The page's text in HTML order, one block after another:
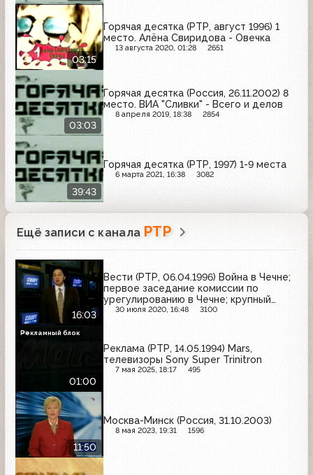
03:15
Горячая десятка (РТР, август 1996) 1
место. Алёна Свиридова - Овечка
13 августа 2020, 01:28 2651
03:03
Горячая десятка (Россия, 26.11.2002) 8
место. ВИА "Сливки" - Всего и делов
8 апреля 2019, 18:38 2854
39:43
Горячая десятка (РТР, 1997) 1-9 места
6 марта 2021, 16:38 3082
Ещё записи с канала РТР
16:03
Вести (РТР, 06.04.1996) Война в Чечне;
первое заседание комиссии по
урегулированию в Чечне; крупный
антивоенный митинг в Москве;
Горбачёва
30 июля 2020, 16:48 3100
01:00
Реклама (РТР, 14.05.1994) Mars,
телевизоры Sony Super Trinitron
7 мая 2025, 18:17 495
Рекламный блок
11:50
Москва-Минск (Россия, 31.10.2003)
8 мая 2023, 19:31 1596